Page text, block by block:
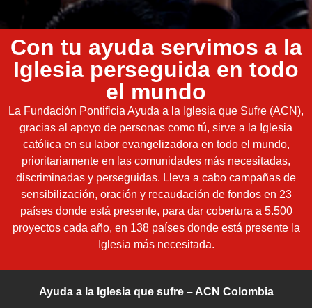
Con tu ayuda servimos a la
Iglesia perseguida en todo
el mundo
La Fundación Pontificia Ayuda a la Iglesia que Sufre (ACN),
gracias al apoyo de personas como tú, sirve a la Iglesia
católica en su labor evangelizadora en todo el mundo,
prioritariamente en las comunidades más necesitadas,
discriminadas y perseguidas. Lleva a cabo campañas de
sensibilización, oración y recaudación de fondos en 23
países donde está presente, para dar cobertura a 5.500
proyectos cada año, en 138 países donde está presente la
Iglesia más necesitada.
Ayuda a la Iglesia que sufre – ACN Colombia